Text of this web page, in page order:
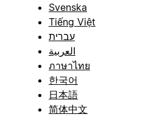
Svenska
Tiếng Việt
עברית
العربية
ภาษาไทย
한국어
日本語
简体中文